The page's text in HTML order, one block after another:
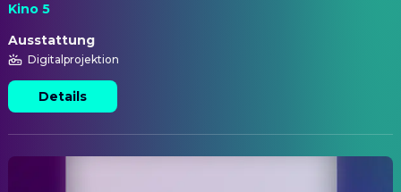
Kino 5
Ausstattung
Digitalprojektion
Details